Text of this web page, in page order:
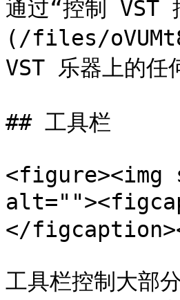
通过“控制
(/files/
VST 乐器上的任
## 工具栏
<figure><img
</
工具栏控制大部